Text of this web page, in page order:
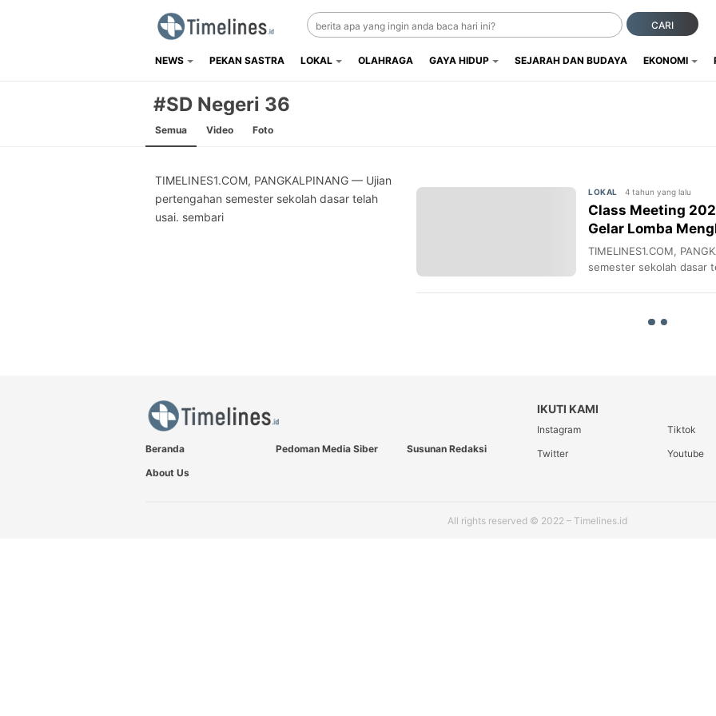
Timelines.id
Media Literasi, Sejarah & Budaya
CARI
NEWS PEKAN SASTRA LOKAL OLAHRAGA GAYA HIDUP SEJARAH DAN BUDAYA EKONOMI
#SD Negeri 36
Semua Video Foto
TIMELINES1.COM, PANGKALPINANG — Ujian
pertengahan semester sekolah dasar telah
usai. sembari
LOKAL 4 tahun yang lalu
Class Meeting
Gelar Lomba
Olahraga Ceria
TIMELINES1.COM,
semester sekolah dasar
Beranda Pedoman Media Siber
Susunan Redaksi
About Us
IKUTI KAMI
Instagram Tiktok
Twitter
Youtube
All rights reserved © 2022 – Timelines.id